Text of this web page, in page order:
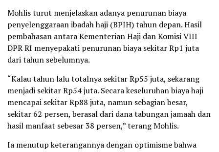
Mohlis turut menjelaskan adanya penurunan biaya
penyelenggaraan ibadah haji (BPIH) tahun depan. Hasil
pembahasan antara Kementerian Haji dan Komisi VIII
DPR RI menyepakati penurunan biaya sekitar Rp1 juta
dari tahun sebelumnya.
“Kalau tahun lalu totalnya sekitar Rp55 juta, sekarang
menjadi sekitar Rp54 juta. Secara keseluruhan biaya haji
mencapai sekitar Rp88 juta, namun sebagian besar,
sekitar 62 persen, berasal dari dana tabungan jamaah dan
hasil manfaat sebesar 38 persen,” terang Mohlis.
Ia menutup keterangannya dengan optimisme bahwa